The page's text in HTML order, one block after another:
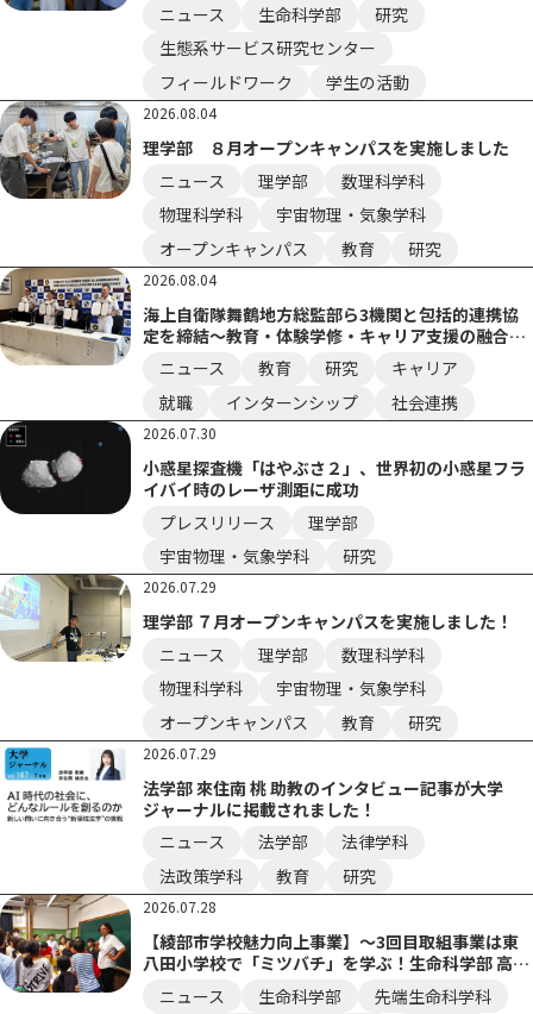
ニュース
生命科学部
研究
生態系サービス研究センター
フィールドワーク
学生の活動
2026.08.04
理学部 ８月オープンキャンパスを実施しました
ニュース
理学部
数理科学科
物理科学科
宇宙物理・気象学科
オープンキャンパス
教育 研究
2026.08.04
海上自衛隊舞鶴地方総監部ら3機関と包括的連携協
定を締結～教育・体験学修・キャリア支援の融合
で、社会課題に挑む実践力を備えた人材を共に育成
へ～
ニュース 教育 研究
キャリア
就職
インターンシップ 社会連携
2026.07.30
小惑星探査機「はやぶさ２」、世界初の小惑星フラ
イバイ時のレーザ測距に成功
プレスリリース
理学部
宇宙物理・気象学科
研究
2026.07.29
理学部 ７月オープンキャンパスを実施しました！
ニュース
理学部
数理科学科
物理科学科
宇宙物理・気象学科
オープンキャンパス
教育 研究
2026.07.29
法学部 來住南 桃 助教のインタビュー記事が大学
ジャーナルに掲載されました！
ニュース
法学部
法律学科
法政策学科
教育 研究
2026.07.28
【綾部市学校魅力向上事業】～3回目取組事業は東
八田小学校で「ミツバチ」を学ぶ！生命科学部 高橋
准教授が身近な生き物の神秘と自然のつながりを伝
える～
ニュース 生命科学部
先端生命科学科